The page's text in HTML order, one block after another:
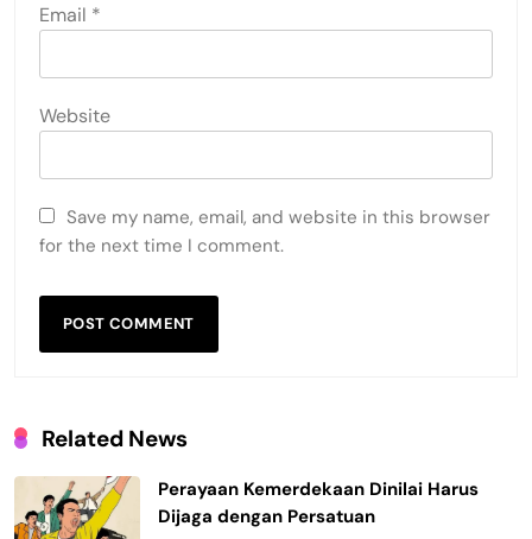
Email *
Website
Save my name, email, and website in this browser
for the next time I comment.
Related News
Perayaan Kemerdekaan Dinilai Harus
Dijaga dengan Persatuan